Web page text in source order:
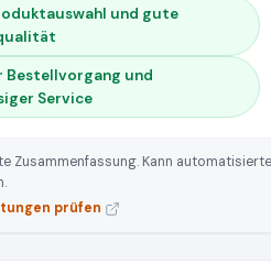
und gute
Bestellvorgang und
Service
Zusammenfassung. Kann
prüfen